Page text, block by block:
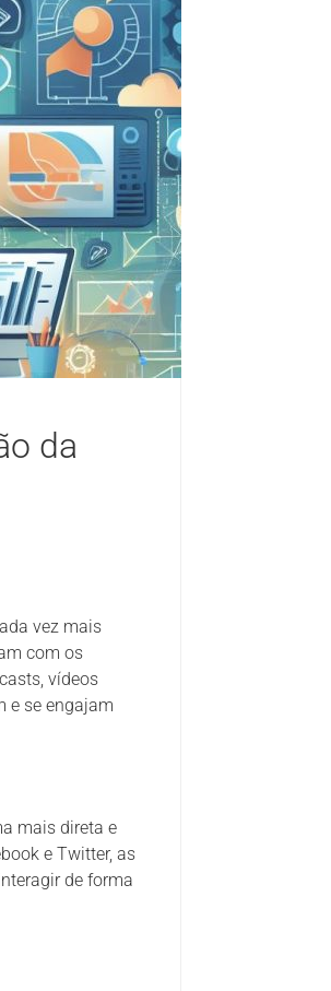
da
vez mais
com os
vídeos
e se engajam
mais direta e
e Twitter, as
de forma